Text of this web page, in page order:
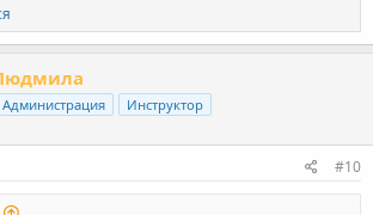
Администрация Инструктор
#10